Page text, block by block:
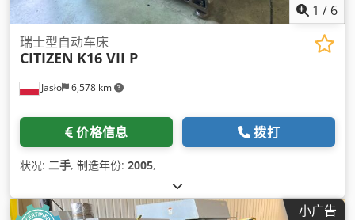
1 / 6
Jasło 6,578 km
瑞士型自动车床
CITIZEN K16 VII P
价格信息 拨打
状况: 二手, 制造年份: 2005,
小广告